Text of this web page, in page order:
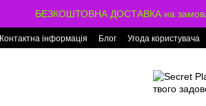
БЕЗКОШТОВНА ДОСТАВКА на
Контактна інформація Блог Угода користувача